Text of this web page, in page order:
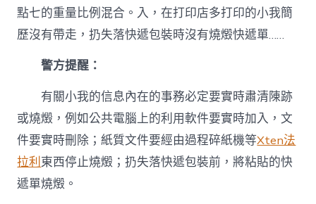
點七的重量比例混合。入，在打印店多打印的小我簡
歷沒有帶走，扔失落快遞包裝時沒有燒燬快遞單……
警方提醒：
有關小我的信息內在的事務必定要實時肅清陳跡
或燒燬，例如公共電腦上的利用軟件要實時加入，文
件要實時刪除；紙質文件要經由過程碎紙機等Xten法
拉利東西停止燒燬；扔失落快遞包裝前，將粘貼的快
遞單燒燬。